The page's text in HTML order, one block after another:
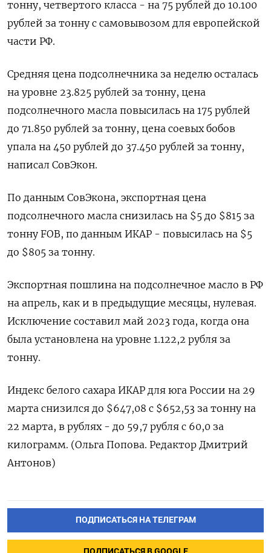
тонну, четвертого класса - на 75 рублей до 10.100
рублей за тонну с самовывозом для европейской
части РФ.
Средняя цена подсолнечника за неделю осталась
на уровне 23.825 рублей за тонну, цена
подсолнечного масла повысилась на 175 рублей
до 71.850 рублей за тонну, цена соевых бобов
упала на 450 рублей до 37.450 рублей за тонну,
написал СовЭкон.
По данным СовЭкона, экспортная цена
подсолнечного масла снизилась на $5 до $815 за
тонну FOB, по данным ИКАР - повысилась на $5
до $805 за тонну.
Экспортная пошлина на подсолнечное масло в РФ
на апрель, как и в предыдущие месяцы, нулевая.
Исключение составил май 2023 года, когда она
была установлена на уровне 1.122,2 рубля за
тонну.
Индекс белого сахара ИКАР для юга России на 29
марта снизился до $647,08 с $652,53 за тонну на
22 марта, в рублях - до 59,7 рубля с 60,0 за
килограмм. (Ольга Попова. Редактор Дмитрий
Антонов)
ПОДПИСАТЬСЯ НА ТЕЛЕГРАМ